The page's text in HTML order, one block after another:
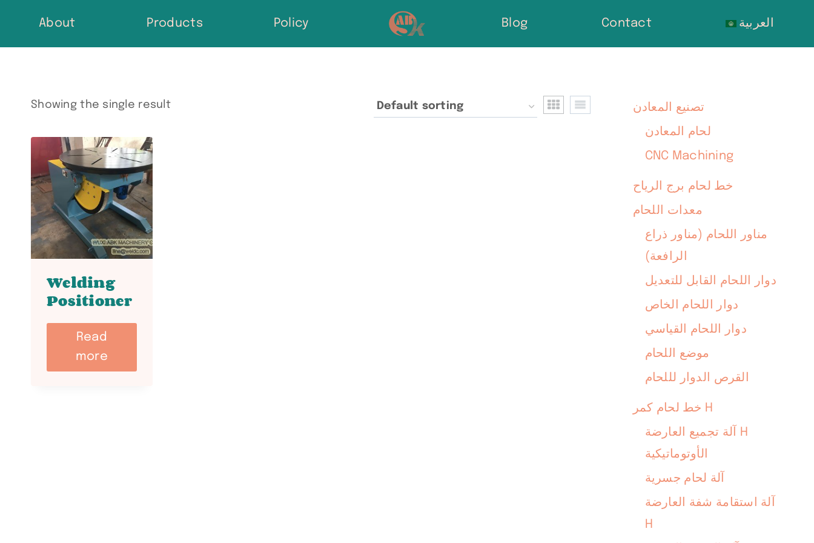
content
About Products Policy Blog Contact العربية
Showing the single result
Welding
Positioner
Read
more
تصنيع المعادن
لحام المعادن
CNC Machining
خط لحام برج الرياح
معدات اللحام
مناور اللحام (مناور ذراع
الرافعة)
دوار اللحام القابل للتعديل
دوار اللحام الخاص
دوار اللحام القياسي
موضع اللحام
القرص الدوار لللحام
خط لحام كمر H
آلة تجميع العارضة H
الأوتوماتيكية
آلة لحام جسرية
آلة استقامة شفة العارضة
H